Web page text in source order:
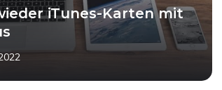
iTunes-Karten mit